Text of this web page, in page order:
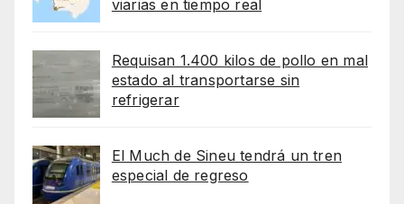
viarias en tiempo real
Requisan 1.400 kilos de pollo en mal
estado al transportarse sin
refrigerar
El Much de Sineu tendrá un tren
especial de regreso